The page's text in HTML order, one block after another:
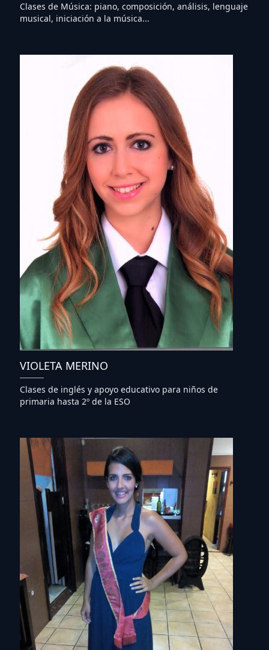
Clases de Música: piano, composición, análisis, lenguaje
musical, iniciación a la música...
VIOLETA MERINO
Clases de inglés y apoyo educativo para niños de
primaria hasta 2º de la ESO